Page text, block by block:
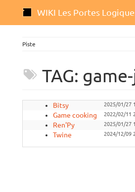
WIKI Les Portes
Piste
TAG:
Bitsy 2025/01/27
Game cooking 2022/02/11
Ren'Py 2025/01/27
Twine 2024/12/09